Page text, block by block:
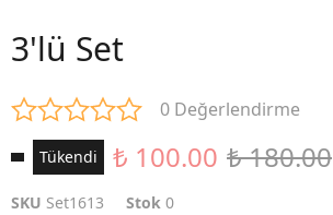
3'lü Set
0 Değerlendirme
Tükendi ₺ 100.00 ₺ 180.00
SKU Set1613 Stok 0